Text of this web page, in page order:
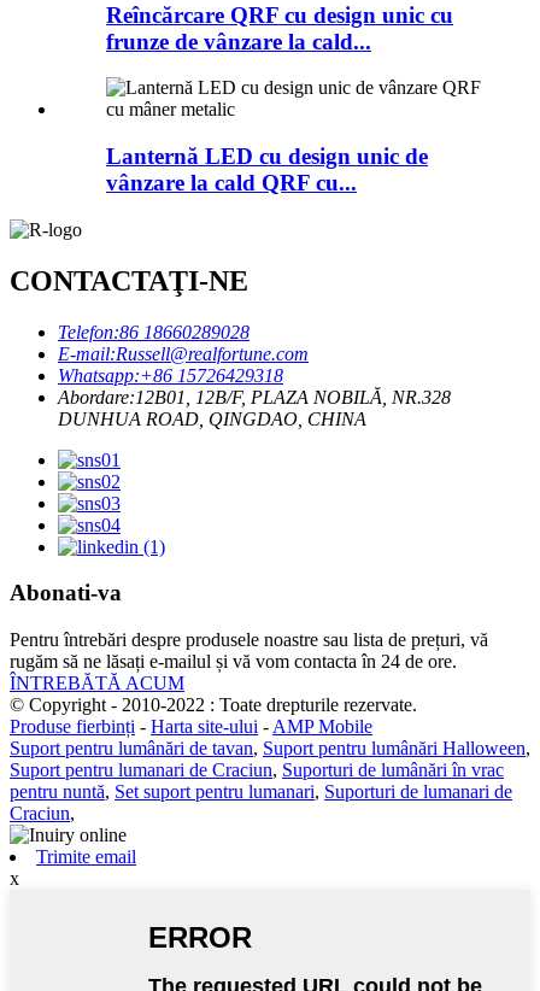
Reîncărcare QRF cu design unic cu
frunze de vânzare la cald...
Lanternă LED cu design unic de
vânzare la cald QRF cu...
CONTACTAŢI-NE
Telefon:86 18660289028
E-mail:Russell@realfortune.com
Whatsapp:+86 15726429318
Abordare:12B01, 12B/F, PLAZA NOBILĂ, NR.328
DUNHUA ROAD, QINGDAO, CHINA
Abonati-va
Pentru întrebări despre produsele noastre sau lista de prețuri, vă
rugăm să ne lăsați e-mailul și vă vom contacta în 24 de ore.
ÎNTREBĂTĂ ACUM
© Copyright - 2010-2022 : Toate drepturile rezervate.
Produse fierbinți - Harta site-ului - AMP Mobile
Suport pentru lumânări de tavan, Suport pentru lumânări Halloween,
Suport pentru lumanari de Craciun, Suporturi de lumânări în vrac
pentru nuntă, Set suport pentru lumanari, Suporturi de lumanari de
Craciun,
Trimite email
x